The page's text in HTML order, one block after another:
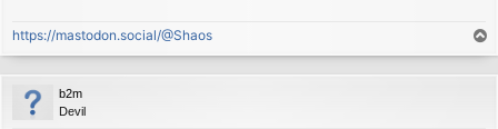
https://mastodon.social/@Shaos
o
p
b2m
Devil